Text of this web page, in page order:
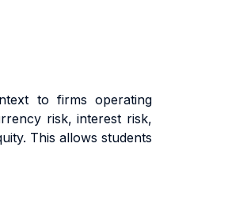
to firms operating
risk, interest risk,
This allows students